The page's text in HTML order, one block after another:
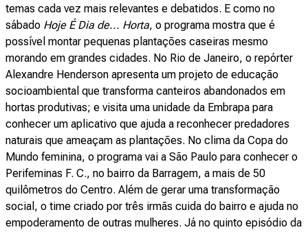
temas cada vez mais relevantes e debatidos. E como no
sábado Hoje É Dia de... Horta, o programa mostra que é
possível montar pequenas plantações caseiras mesmo
morando em grandes cidades. No Rio de Janeiro, o repórter
Alexandre Henderson apresenta um projeto de educação
socioambiental que transforma canteiros abandonados em
hortas produtivas; e visita uma unidade da Embrapa para
conhecer um aplicativo que ajuda a reconhecer predadores
naturais que ameaçam as plantações. No clima da Copa do
Mundo feminina, o programa vai a São Paulo para conhecer o
Perifeminas F. C., no bairro da Barragem, a mais de 50
quilômetros do Centro. Além de gerar uma transformação
social, o time criado por três irmãs cuida do bairro e ajuda no
empoderamento de outras mulheres. Já no quinto episódio da